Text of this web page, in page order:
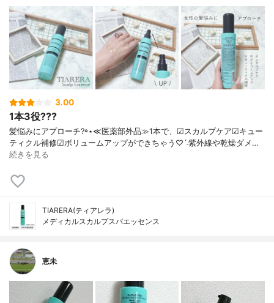
3.00
1本3役???
髪悩みにアプローチ?꙳⋆ ≪医薬部外品≫ 1本で、 ☑︎スカルプケア ☑︎キュー
ティクル補修 ☑︎ボリュームアップ ができちゃう♡ˊ˗ 紫外線や乾燥ダメ…
続きを見る
TIARERA(ティアレラ)
メディカルスカルプスパエッセンス
恵未